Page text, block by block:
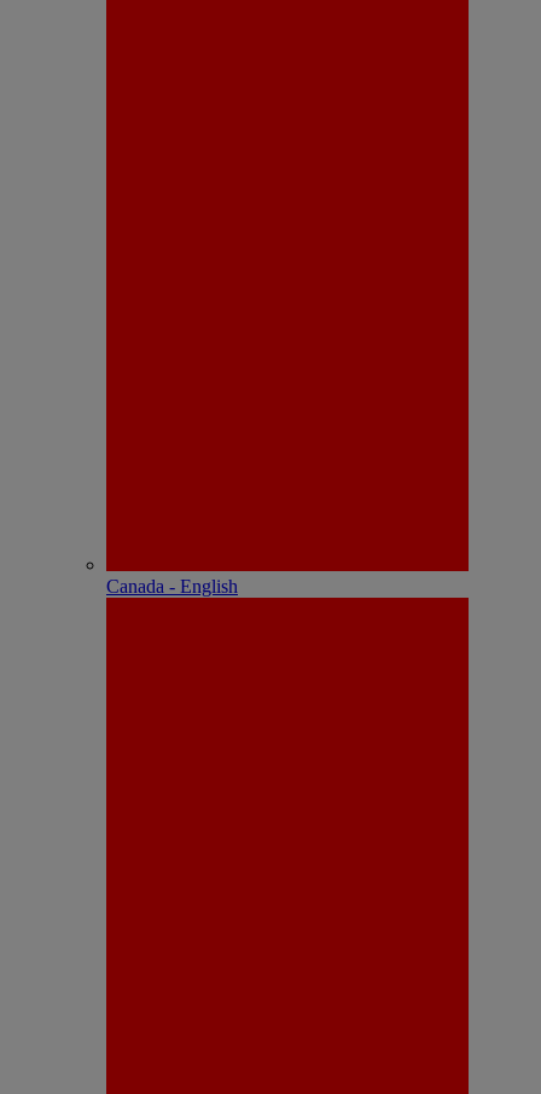
Canada - English